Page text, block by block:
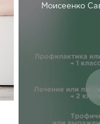
Моисеенко